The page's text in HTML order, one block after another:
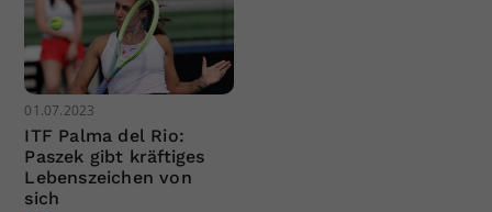
01.07.2023
ITF Palma del Rio:
Paszek gibt kräftiges
Lebenszeichen von
sich